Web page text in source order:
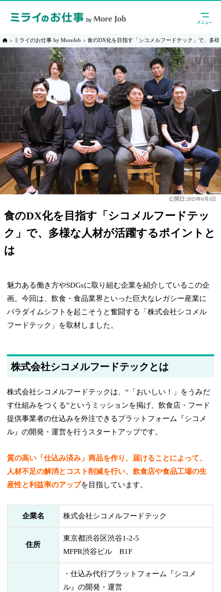
ミライのお仕事 by MoreJob 食のDX化を目指す「シコメルフードテック」で、多
公開日:2025年6月5日
食のDX化を目指す「シコメルフードテッ
ク」で、多様な人材が活躍するポイントと
は
魅力ある働き方やSDGsに取り組む企業を紹介しているこの企
画。今回は、飲食・食品業界といった巨大なレガシー産業に
パラダイムシフトを起こそうと奮闘する「株式会社シコメル
フードテック」を取材しました。
株式会社シコメルフードテックとは
株式会社シコメルフードテックは、“「おいしい！」をうみだ
す仕組みをつくる”というミッションを掲げ、飲食店・フード
提供事業者の仕込みを外注できるプラットフォーム『シコメ
ル』の開発・運営を行うスタートアップです。
質の高い「仕込み済み」商品を作り、届けることによって、
人材不足の解消とコスト削減を行い、飲食店や食品工場の生
産性と利益率のアップを目指しています。
企業名 株式会社シコメルフードテック
住所
東京都渋谷区渋谷1-2-5
MFPR渋谷ビル B1F
・仕込み代行プラットフォーム『シコメ
ル』の開発・運営